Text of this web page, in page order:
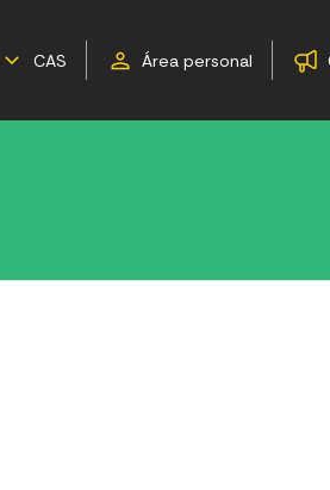
CAS Área personal